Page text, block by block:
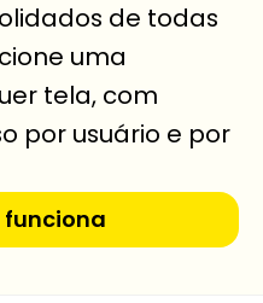
de todas
uma
tela, com
por usuário e por
funciona